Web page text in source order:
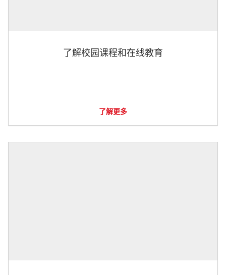
了解校园课程和在线教育
了解更多